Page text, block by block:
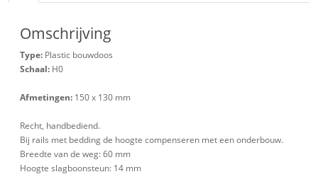
Omschrijving
Type: Plastic bouwdoos
Schaal: H0
Afmetingen: 150 x 130 mm
Recht, handbediend.
Bij rails met bedding de hoogte compenseren met een onderbouw.
Breedte van de weg: 60 mm
Hoogte slagboonsteun: 14 mm